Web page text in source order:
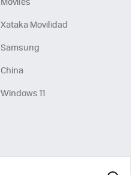
Xataka Movilidad
Samsung
China
Windows 11